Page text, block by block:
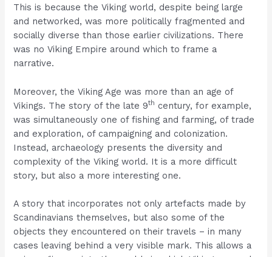
This is because the Viking world, despite being large
and networked, was more politically fragmented and
socially diverse than those earlier civilizations. There
was no Viking Empire around which to frame a
narrative.
Moreover, the Viking Age was more than an age of
Vikings. The story of the late 9th century, for example,
was simultaneously one of fishing and farming, of trade
and exploration, of campaigning and colonization.
Instead, archaeology presents the diversity and
complexity of the Viking world. It is a more difficult
story, but also a more interesting one.
A story that incorporates not only artefacts made by
Scandinavians themselves, but also some of the
objects they encountered on their travels – in many
cases leaving behind a very visible mark. This allows a